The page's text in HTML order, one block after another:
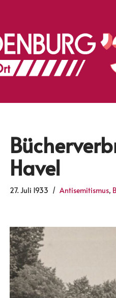
Havel
27. Juli 1933 Antisemitismus,